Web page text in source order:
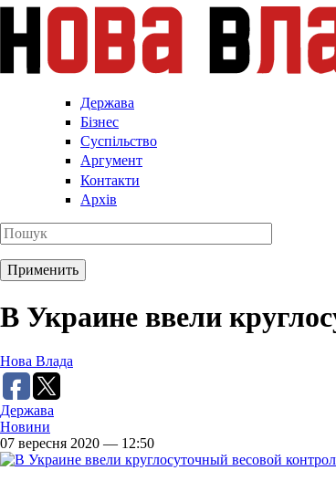
Держава
Бізнес
Суспільство
Аргумент
Контакти
Архів
В Украине ввели
Нова Влада
Держава
Новини
07 вересня 2020 — 12:50